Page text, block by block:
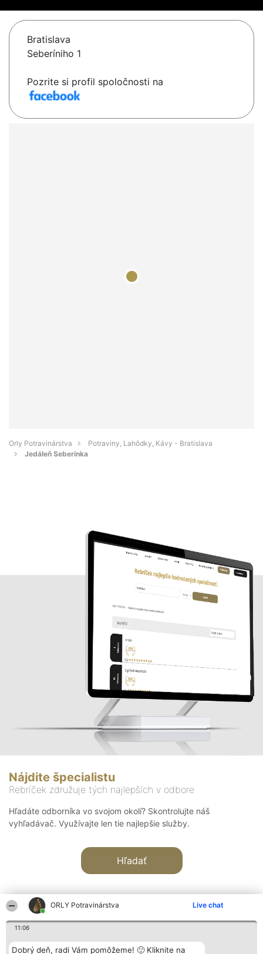
ORLY Potravinárstva Live chat
11:06
Dobrý deň, radi Vám pomôžeme! 🙂 Kliknite na
Bratislava
Seberíniho 1
Pozrite si profil spoločnosti na
Orly Potravinárstva
Potraviny, Lahôdky, Kávy - Bratislava
Jedáleň Seberínka
Nájdite špecialistu
Rebríček združuje tých najlepších v odbore
Hľadáte odborníka vo svojom okolí? Skontrolujte náš
vyhľadávač. Využívajte len tie najlepšie služby.
Hľadať
Organizátor hodnotenia Hodnotenie Kontakt